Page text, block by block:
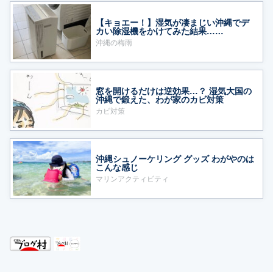
【キョエー！】湿気が凄まじい沖縄でデ
カい除湿機をかけてみた結果……
沖縄の梅雨
窓を開けるだけは逆効果…？ 湿気大国の
沖縄で鍛えた、わが家のカビ対策
カビ対策
沖縄シュノーケリング グッズ わがやのは
こんな感じ
マリンアクティビティ